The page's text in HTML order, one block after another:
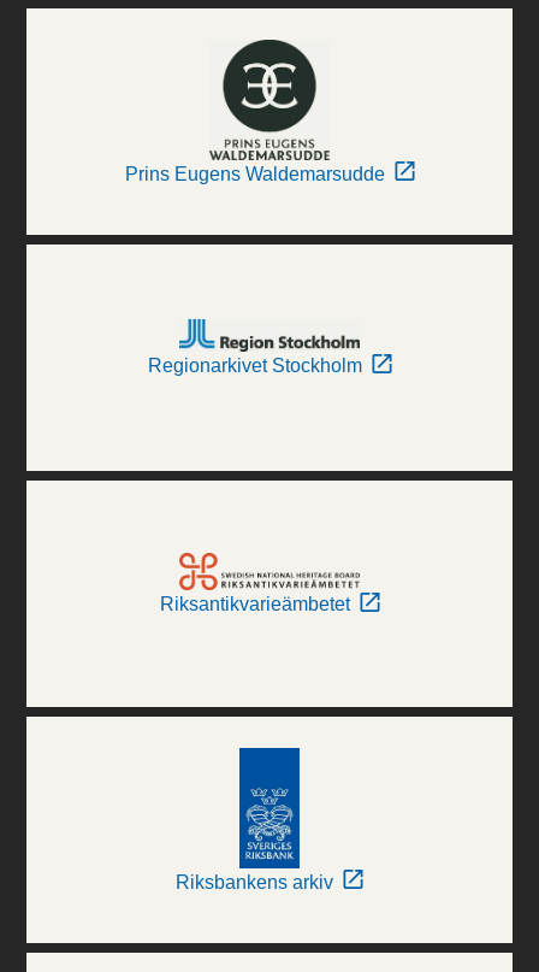
Prins Eugens Waldemarsudde
Regionarkivet Stockholm
Riksantikvarieämbetet
Riksbankens arkiv